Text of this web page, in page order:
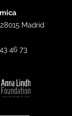
28015 Madrid
46 73